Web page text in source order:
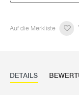
Auf die Merkliste
DETAILS